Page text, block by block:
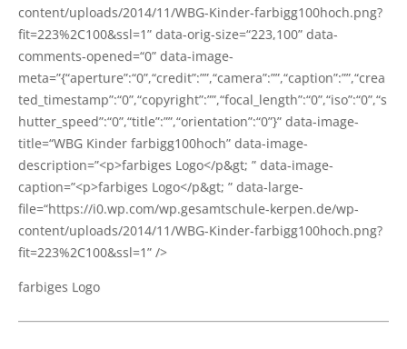
content/uploads/2014/11/WBG-Kinder-farbigg100hoch.png?
fit=223%2C100&ssl=1” data-orig-size=“223,100” data-
comments-opened=“0” data-image-
meta=”{“aperture”:“0”,“credit”:””,“camera”:””,“caption”:””,“crea
ted_timestamp”:“0”,“copyright”:””,“focal_length”:“0”,“iso”:“0”,“s
hutter_speed”:“0”,“title”:””,“orientation”:“0”}” data-image-
title=“WBG Kin­der farbigg100hoch” data-image-
description=”<p>farbiges Logo</p&gt; ” data-image-
caption=”<p>farbiges Logo</p&gt; ” data-large-
file=“https://i0.wp.com/wp.gesamtschule-kerpen.de/wp-
content/uploads/2014/11/WBG-Kinder-farbigg100hoch.png?
fit=223%2C100&ssl=1” />
far­bi­ges Logo